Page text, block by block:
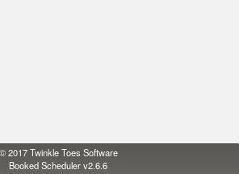
© 2017Twinkle Toes Software
Booked Scheduler v2.6.6